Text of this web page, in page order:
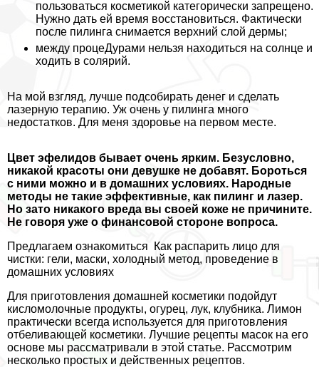
пользоваться косметикой категорически запрещено.
Нужно дать ей время восстановиться. Фактически
после пилинга снимается верхний слой дермы;
между процеДypaми нельзя находиться на солнце и
ходить в солярий.
На мой взгляд, лучше подсобирать денег и сделать
лазерную терапию. Уж очень у пилинга много
недостатков. Для меня здоровье на первом месте.
Цвет эфелидов бывает очень ярким. Безусловно,
никакой красоты они дeвyшке не добавят. Бороться
с ними можно и в домашних условиях. Народные
методы не такие эффективные, как пилинг и лазер.
Но зато никакого вреда вы своей коже не причините.
Не говоря уже о финансовой стороне вопроса.
Предлагаем ознакомиться
Как распарить лицо для
чистки: гели, маски, холодный метод, проведение в
домашних условиях
Для приготовления домашней косметики подойдут
кисломолочные продукты, огурец, лук, клубника. Лимон
пpaктически всегда используется для приготовления
отбеливающей косметики. Лучшие рецепты масок на его
основе мы рассматривали в этой статье. Рассмотрим
несколько простых и действенных рецептов.